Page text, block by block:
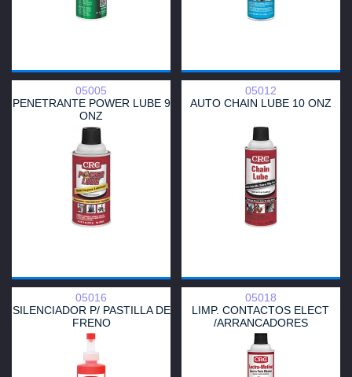
05005
PENETRANTE POWER LUBE 9
ONZ
05012
AUTO CHAIN LUBE 10 ONZ
05016
SILENCIADOR P/ PASTILLA DE
FRENO
05018
LIMP. CONTACTOS ELECT
/ARRANCADORES